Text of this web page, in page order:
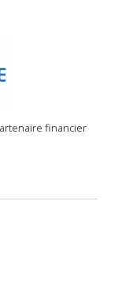
financier